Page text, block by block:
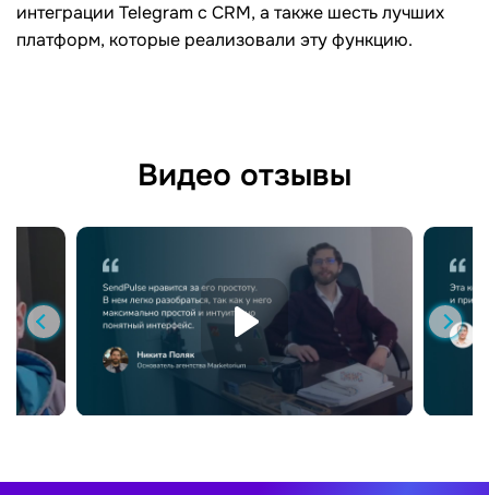
интеграции Telegram с CRM, а также шесть лучших
платформ, которые реализовали эту функцию.
Видео отзывы